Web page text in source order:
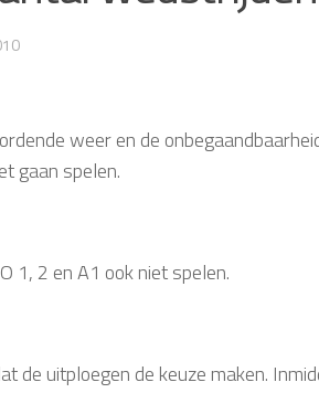
weer en de
gaan spelen.
1, 2 en A1 ook niet spelen.
de uitploegen de keuze maken.